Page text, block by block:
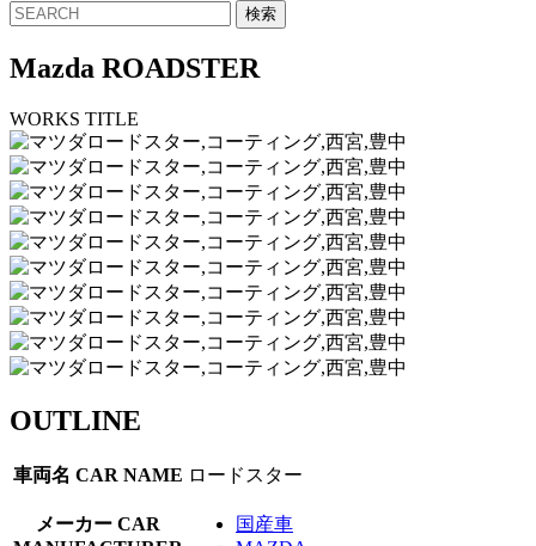
Mazda ROADSTER
WORKS TITLE
OUTLINE
車両名 CAR NAME ロードスター
メーカー CAR
国産車